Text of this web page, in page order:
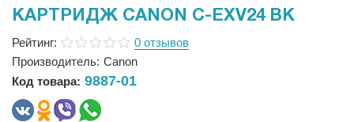
КАРТРИДЖ CANON C-EXV24 BK
Рейтинг:
0 отзывов
Производитель: Canon
Код товара: 9887-01